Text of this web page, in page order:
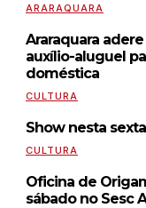
ARARAQUARA
Araraquara
auxílio-aluguel
doméstica
CULTURA
Show nesta
CULTURA
Oficina de
sábado no Sesc